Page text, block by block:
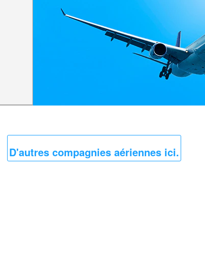
D'autres compagnies aériennes ici.